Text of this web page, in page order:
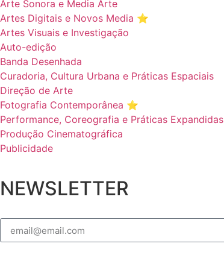
Arte Sonora e Media Arte
Artes Digitais e Novos Media ⭐️
Artes Visuais e Investigação
Auto-edição
Banda Desenhada
Curadoria, Cultura Urbana e Práticas Espaciais
Direção de Arte
Fotografia Contemporânea ⭐️
Performance, Coreografia e Práticas Expandidas
Produção Cinematográfica
Publicidade
NEWSLETTER